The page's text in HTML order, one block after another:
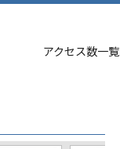
アクセス数一覧